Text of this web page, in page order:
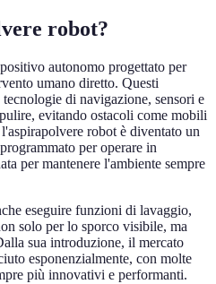
robot?
autonomo progettato per
umano diretto. Questi
di navigazione, sensori e
evitando ostacoli come mobili
robot è diventato un
per operare in
per mantenere l'ambiente sempre
eseguire funzioni di lavaggio,
solo per lo sporco visibile, ma
sua introduzione, il mercato
esponenzialmente, con molte
più innovativi e performanti.